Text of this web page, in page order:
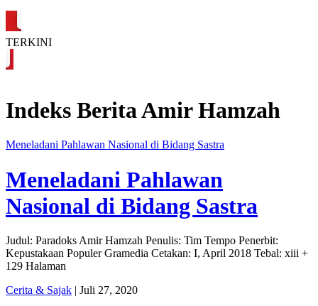
TERKINI
Indeks BeritaAmir Hamzah
Meneladani Pahlawan Nasional di Bidang Sastra
Meneladani Pahlawan
Nasional di Bidang Sastra
Judul: Paradoks Amir Hamzah Penulis: Tim Tempo Penerbit:
Kepustakaan Populer Gramedia Cetakan: I, April 2018 Tebal: xiii +
129 Halaman
Cerita & Sajak | Juli 27, 2020